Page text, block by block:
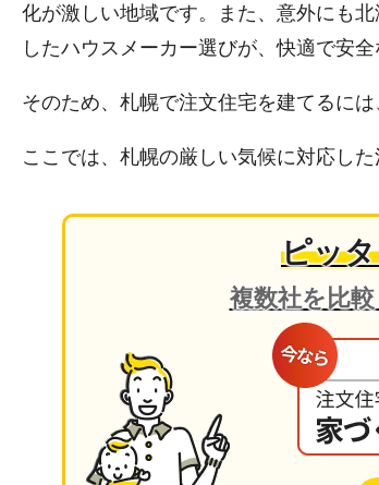
化が激しい地域です。また、意外にも
したハウスメーカー選びが、快適で安
そのため、札幌で注文住宅を建てるに
ここでは、札幌の厳しい気候に対応し
ピッ
複数社を比